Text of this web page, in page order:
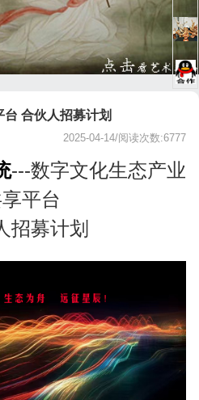
合伙人招募计划
2025-04-14/阅读次数:6777
---数字文化生态产业
平台
招募计划